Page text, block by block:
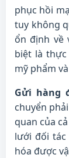
phục hồi
tuy không
ổn định về
biệt là
mỹ phẩm
Gửi hàng
chuyển
quan của
lưới đối tác
hóa được